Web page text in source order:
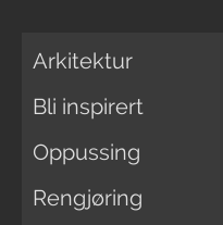
Arkitektur
Bli inspirert
Oppussing
Rengjøring